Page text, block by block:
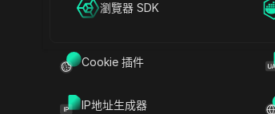
帳號共享
Cookie 插件
IP地址生成器
瀏覽器 SDK